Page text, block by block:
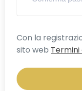
Alternative:
Con la
sito web Termini